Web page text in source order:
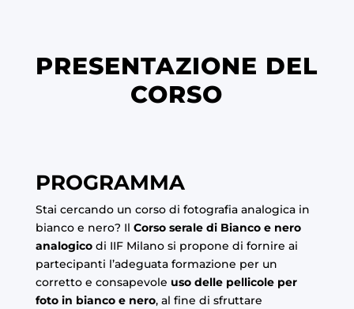
PRESENTAZIONE DEL
CORSO
PROGRAMMA
Stai cercando un corso di fotografia analogica in
bianco e nero? Il Corso serale di Bianco e nero
analogicodi IIF Milano si propone di fornire ai
partecipanti l’adeguata formazione per un
corretto e consapevole uso delle pellicole per
foto in bianco e nero, al fine di sfruttare